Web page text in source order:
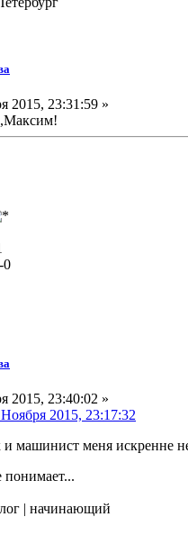
2015, 23:31:59 »
0
2015, 23:40:02 »
2015, 23:17:32
машинист меня искренне
| начинающий